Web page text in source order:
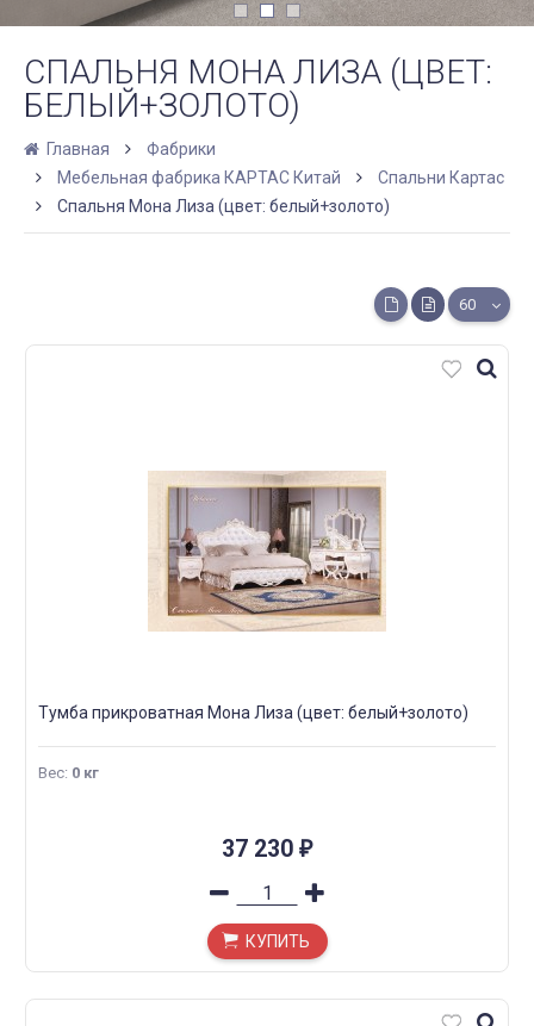
СПАЛЬНЯ МОНА ЛИЗА (ЦВЕТ:
БЕЛЫЙ+ЗОЛОТО)
Главная
Фабрики
Мебельная фабрика КАРТАС Китай
Спальни Картас
Спальня Мона Лиза (цвет: белый+золото)
60
Тумба прикроватная Мона Лиза (цвет: белый+золото)
Вес: 0 кг
37 230 ₽
КУПИТЬ